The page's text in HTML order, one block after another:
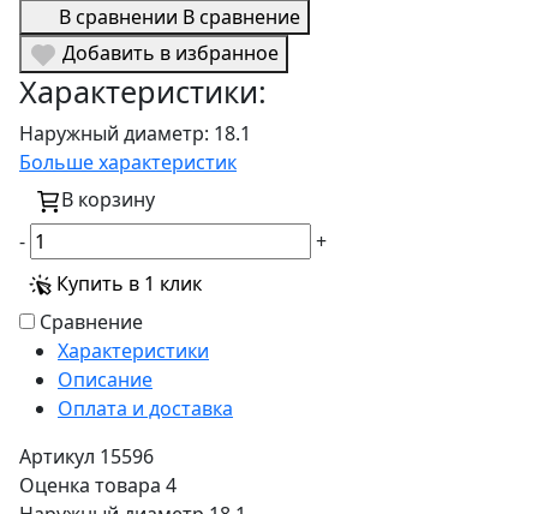
В сравнении В сравнение
Добавить в избранное
Характеристики:
Наружный диаметр: 18.1
Больше характеристик
В корзину
-
+
Купить в 1 клик
Сравнение
Характеристики
Описание
Оплата и доставка
Артикул 15596
Оценка товара 4